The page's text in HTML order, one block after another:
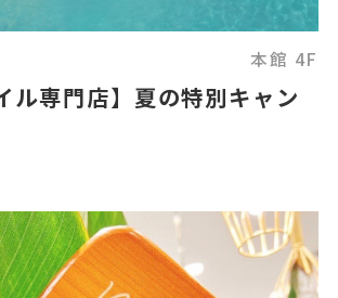
本館 4F
ル専門店】夏の特別キャン